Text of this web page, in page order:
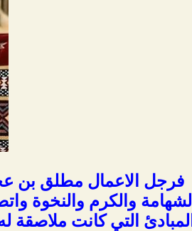
فرجل الاعمال مطلق بن
الشهامة والكرم والنخوة
المبادئ التي كانت ملاصقة